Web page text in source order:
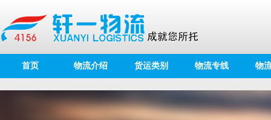
首页 物流介绍 货运类别 物流专线 物